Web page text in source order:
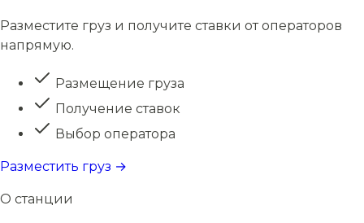
Разместите груз и получите ставки от операторов
напрямую.
Размещение груза
Получение ставок
Выбор оператора
Разместить груз →
О станции